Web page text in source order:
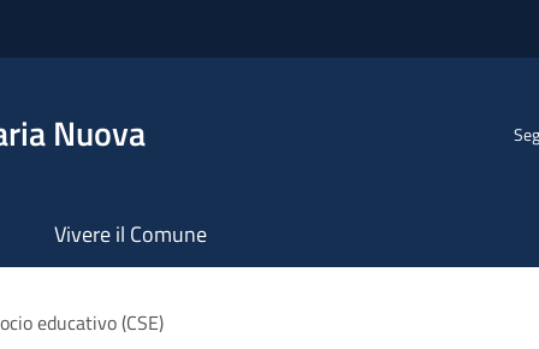
Nuova
Vivere il Comune
educativo (CSE)